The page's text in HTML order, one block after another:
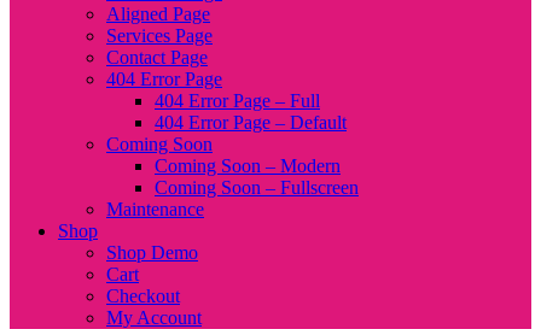
Aligned Page
Services Page
Contact Page
404 Error Page
404 Error Page – Full
404 Error Page – Default
Coming Soon
Coming Soon – Modern
Coming Soon – Fullscreen
Maintenance
Shop
Shop Demo
Cart
Checkout
My Account